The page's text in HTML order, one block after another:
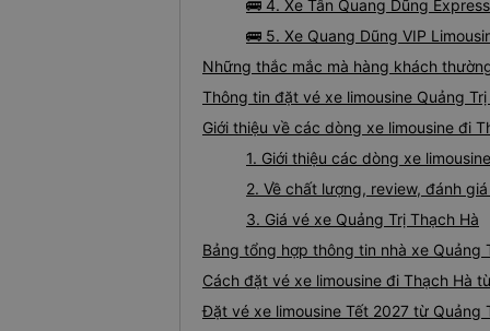
🚌 4. Xe Tân Quang Dũng
🚌 5. Xe Quang Dũng VIP
Những thắc mắc mà hàng khách
Thông tin đặt vé xe limousine Quảng
Giới thiệu về các dòng xe limousine đi
1. Giới thiệu các dòng xe
2. Về chất lượng, review, đánh
3. Giá vé xe Quảng Trị Thạch Hà
Bảng tổng hợp thông tin nhà xe Quảng
Cách đặt vé xe limousine đi Thạch Hà
Đặt vé xe limousine Tết 2027 từ Quảng